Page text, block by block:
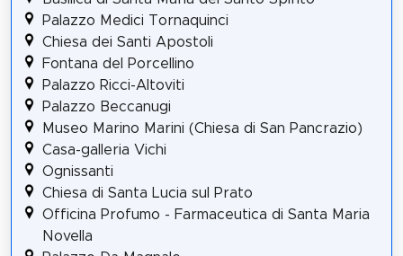
Palazzo Medici Tornaquinci
Chiesa dei Santi Apostoli
Fontana del Porcellino
Palazzo Ricci-Altoviti
Palazzo Beccanugi
Museo Marino Marini (Chiesa di San Pancrazio)
Casa-galleria Vichi
Ognissanti
Chiesa di Santa Lucia sul Prato
Officina Profumo - Farmaceutica di Santa Maria
Novella